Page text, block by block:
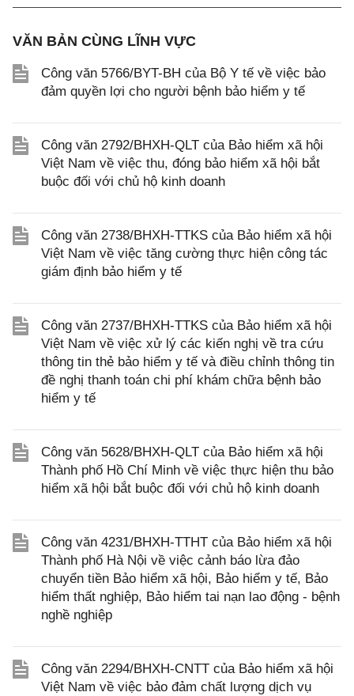
VĂN BẢN CÙNG LĨNH VỰC
Công văn 5766/BYT-BH của Bộ Y tế về việc bảo
đảm quyền lợi cho người bệnh bảo hiểm y tế
Công văn 2792/BHXH-QLT của Bảo hiểm xã hội
Việt Nam về việc thu, đóng bảo hiểm xã hội bắt
buộc đối với chủ hộ kinh doanh
Công văn 2738/BHXH-TTKS của Bảo hiểm xã hội
Việt Nam về việc tăng cường thực hiện công tác
giám định bảo hiểm y tế
Công văn 2737/BHXH-TTKS của Bảo hiểm xã hội
Việt Nam về việc xử lý các kiến nghị về tra cứu
thông tin thẻ bảo hiểm y tế và điều chỉnh thông tin
đề nghị thanh toán chi phí khám chữa bệnh bảo
hiểm y tế
Công văn 5628/BHXH-QLT của Bảo hiểm xã hội
Thành phố Hồ Chí Minh về việc thực hiện thu bảo
hiểm xã hội bắt buộc đối với chủ hộ kinh doanh
Công văn 4231/BHXH-TTHT của Bảo hiểm xã hội
Thành phố Hà Nội về việc cảnh báo lừa đảo
chuyển tiền Bảo hiểm xã hội, Bảo hiểm y tế, Bảo
hiểm thất nghiệp, Bảo hiểm tai nạn lao động - bệnh
nghề nghiệp
Công văn 2294/BHXH-CNTT của Bảo hiểm xã hội
Việt Nam về việc bảo đảm chất lượng dịch vụ